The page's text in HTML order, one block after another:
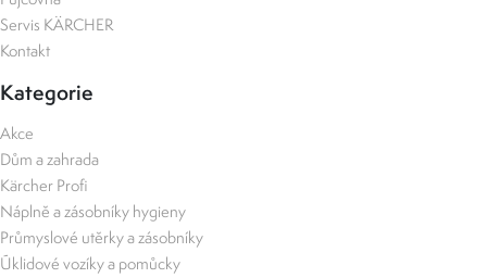
Servis KÄRCHER
Kontakt
Kategorie
Akce
Dům a zahrada
Kärcher Profi
Náplně a zásobníky hygieny
Průmyslové utěrky a zásobníky
Úklidové vozíky a pomůcky